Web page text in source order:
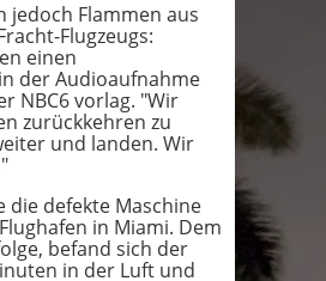
jedoch Flammen aus
Flugzeugs:
einen
der Audioaufnahme
NBC6 vorlag. "Wir
zurückkehren zu
und landen. Wir
die defekte Maschine
in Miami. Dem
befand sich der
in der Luft und